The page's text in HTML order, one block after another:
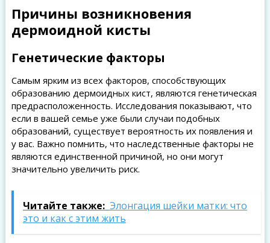
Причины возникновения
дермоидной кисты
Генетические факторы
Самым ярким из всех факторов, способствующих
образованию дермоидных кист, являются генетическая
предрасположенность. Исследования показывают, что
если в вашей семье уже были случаи подобных
образований, существует вероятность их появления и
у вас. Важно помнить, что наследственные факторы не
являются единственной причиной, но они могут
значительно увеличить риск.
Читайте также: Элонгация шейки матки: что
это и как с этим жить